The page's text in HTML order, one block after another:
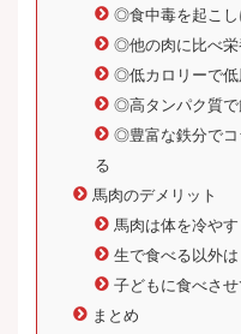
◎食中毒を起こし
◎他の肉に比べ栄
◎低カロリーで低
◎高タンパク質で
◎豊富な鉄分でコ
る
馬肉のデメリット
馬肉は体を冷やす
生で食べる以外は
子どもに食べさ
まとめ